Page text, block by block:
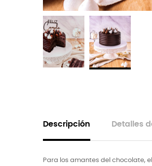
Descripción Detalles
Para los amantes del chocolate,